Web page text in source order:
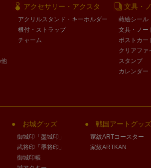
アクセサリー・アクスタ
アクリルスタンド・キーホルダー
根付・ストラップ
チャーム
文具・
蒔絵シール
文具・ノー
ポストカー
クリアファ
スタンプ
カレンダー
お城グッズ
御城印「墨城印」
武将印「墨将印」
御城印帳
戦国アートグッズ
家紋ARTコースター
家紋ARTKAN